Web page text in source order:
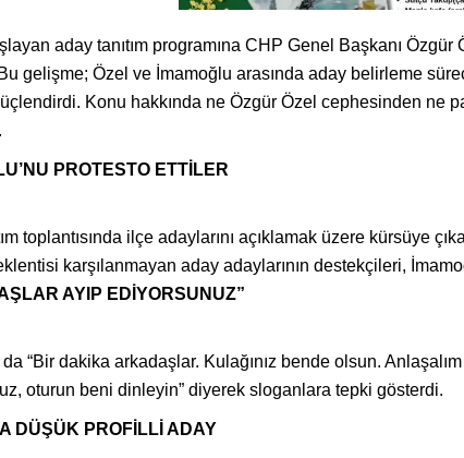
aday tanıtım programına CHP Genel Başkanı Özgür
gelişme; Özel ve İmamoğlu arasında aday belirleme
Konu hakkında ne Özgür Özel cephesinden ne
PROTESTO ETTİLER
toplantısında ilçe adaylarını açıklamak üzere kürsüye
karşılanmayan aday adaylarının destekçileri,
AYIP EDİYORSUNUZ”
da “Bir dakika arkadaşlar. Kulağınız bende olsun.
oturun beni dinleyin” diyerek sloganlara tepki gösterdi.
DÜŞÜK PROFİLLİ ADAY